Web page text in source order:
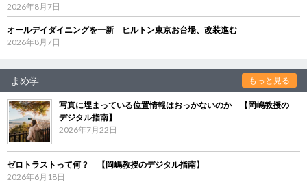
2026年8月7日
オールデイダイニングを一新 ヒルトン東京お台場、改装進む
2026年8月7日
まめ学 もっと見る
写真に埋まっている位置情報はおっかないのか 【岡嶋教授の
デジタル指南】
2026年7月22日
ゼロトラストって何？ 【岡嶋教授のデジタル指南】
2026年6月18日